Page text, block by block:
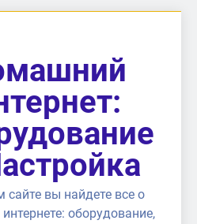
вы найдете все о
оборудование,